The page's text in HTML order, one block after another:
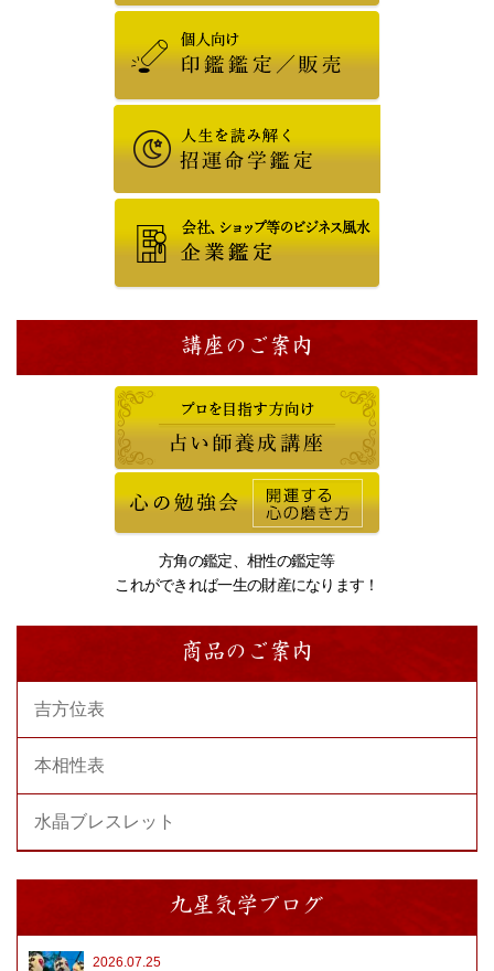
講座のご案内
方角の鑑定、相性の鑑定等
これができれば一生の財産になります！
商品のご案内
吉方位表
本相性表
水晶ブレスレット
九星気学ブログ
2026.07.25